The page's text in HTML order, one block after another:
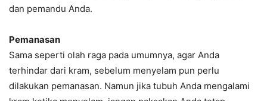
dan pemandu Anda.
Pemanasan
Sama seperti olah raga pada umumnya, agar Anda
terhindar dari kram, sebelum menyelam pun perlu
dilakukan pemanasan. Namun jika tubuh Anda mengalami